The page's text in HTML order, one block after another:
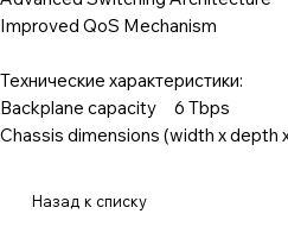
Improved QoS Mechanism
Технические характеристики:
Backplane capacity 6 Tbps
Chassis dimensions (width x
Назад к списку